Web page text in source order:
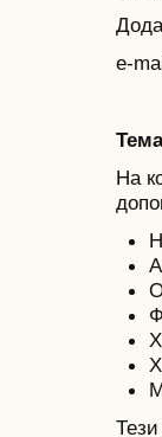
e-
На